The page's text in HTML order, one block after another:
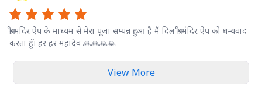
श्री मंदिर ऐप के माध्यम से मेरा पूजा सम्पन्न हुआ है मैं दिल श्री मंदिर ऐप को धन्यवाद
करता हूँ। हर हर महादेव 🙏🙏🙏🙏
View More